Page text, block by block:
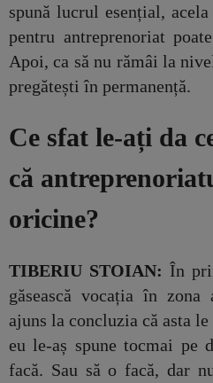
spună lucrul esențial,
pentru antreprenoriat
Apoi, ca să nu rămâi la
pregătești în permanență.
Ce sfat le-ați da
că
oricine?
TIBERIU STOIAN: În
găsească vocația în zona
ajuns la concluzia că asta
eu le-aș spune tocmai pe
facă. Sau să o facă, dar